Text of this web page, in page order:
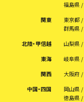
福島県
関東
東京都
群馬県
北陸・甲信越
山梨県
東海
岐阜県
関西
大阪府
中国・四国
岡山県
徳島県